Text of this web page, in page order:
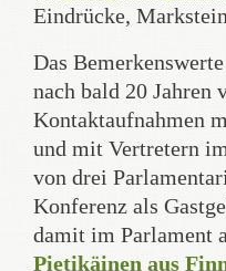
Eindrücke,
Das
nach bald 20 Jahren
Kontaktaufnahmen
und mit Vertretern
von drei
Konferenz als
damit im Parlament
Pietikäinen aus